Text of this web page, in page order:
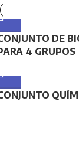
DE
4 GRUPOS